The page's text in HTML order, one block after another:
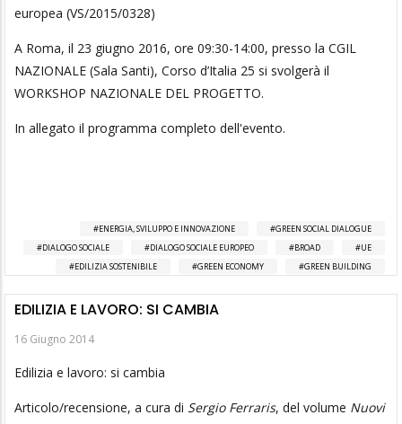
europea (VS/2015/0328)
A Roma, il 23 giugno 2016, ore 09:30-14:00, presso la CGIL
NAZIONALE (Sala Santi), Corso d’Italia 25 si svolgerà il
WORKSHOP NAZIONALE DEL PROGETTO.
In allegato il programma completo dell'evento.
ENERGIA, SVILUPPO E INNOVAZIONE
GREEN SOCIAL DIALOGUE
DIALOGO SOCIALE
DIALOGO SOCIALE EUROPEO BROAD
UE
EDILIZIA SOSTENIBILE
GREEN ECONOMY GREEN BUILDING
EDILIZIA E LAVORO: SI CAMBIA
16 Giugno 2014
Edilizia e lavoro: si cambia
Articolo/recensione, a cura di Sergio Ferraris, del volume Nuovi